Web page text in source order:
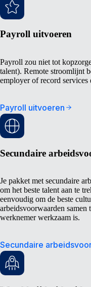
Payroll uitvoeren
Payroll zou niet tot
talent). Remote stroomlijnt
employer of record services
Payroll uitvoeren
Secundaire
Je pakket met secundaire
om het beste talent aan te
eenvoudig om de beste
arbeidsvoorwaarden
werknemer werkzaam is.
Secundaire